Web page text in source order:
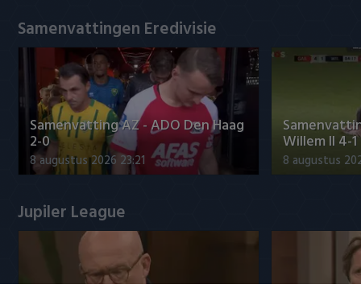
Samenvattingen Eredivisie
Samenvatting AZ - ADO Den Haag
2-0
8 augustus 2026 23:21
Willem II 4-1
8 augustus
Jupiler League